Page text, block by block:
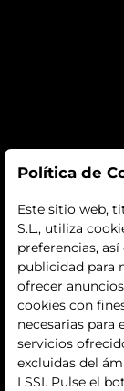
Subastas
subastas
histórico
La empresa
quiénes somos
contacto
Política de
Este sitio web,
S.L., utiliza
preferencias,
publicidad para
ofrecer
cookies con
necesarias
servicios
excluidas del
LSSI. Pulse el